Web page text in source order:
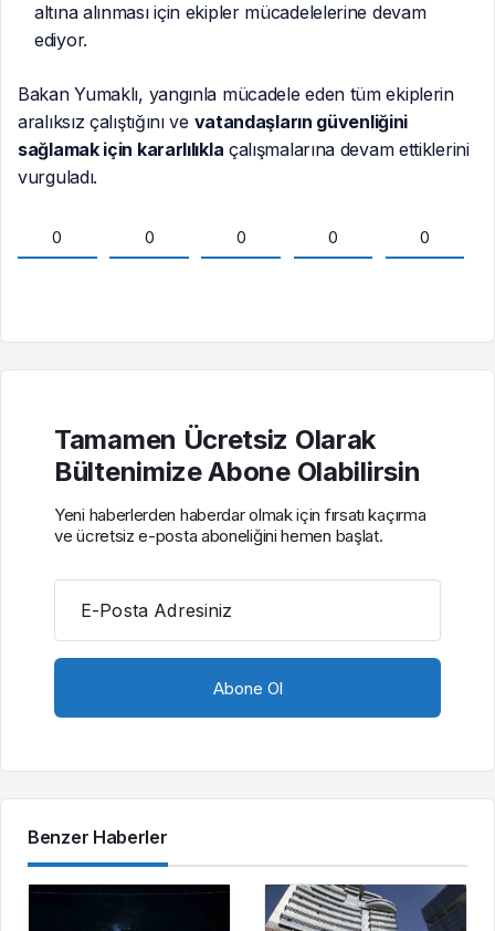
altına alınması için ekipler mücadelelerine devam
ediyor.
Bakan Yumaklı, yangınla mücadele eden tüm ekiplerin
aralıksız çalıştığını ve vatandaşların güvenliğini
sağlamak için kararlılıkla çalışmalarına devam ettiklerini
vurguladı.
0 0 0 0 0
Tamamen Ücretsiz Olarak
Bültenimize Abone Olabilirsin
Yeni haberlerden haberdar olmak için fırsatı kaçırma
ve ücretsiz e-posta aboneliğini hemen başlat.
E-Posta Adresiniz
Benzer Haberler